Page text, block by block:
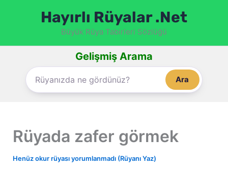
Hayırlı Rüyalar .Net
Büyük Rüya Tabirleri Sözlüğü
Gelişmiş Arama
Ara
Rüyada zafer görmek
Henüz okur rüyası yorumlanmadı (Rüyanı Yaz)